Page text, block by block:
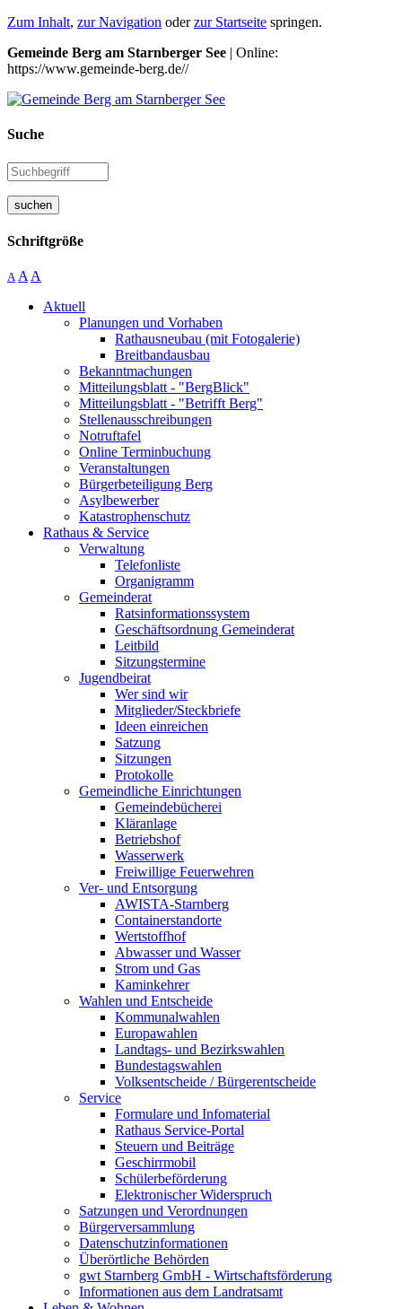
Zum Inhalt, zur Navigation oderzur Startseite springen.
Gemeinde Berg am Starnberger See | Online:
https://www.gemeinde-berg.de//
Suche
suchen
Schriftgröße
A A A
Aktuell
Planungen und Vorhaben
Rathausneubau (mit Fotogalerie)
Breitbandausbau
Bekanntmachungen
Mitteilungsblatt - "BergBlick"
Mitteilungsblatt - "Betrifft Berg"
Stellenausschreibungen
Notruftafel
Online Terminbuchung
Veranstaltungen
Bürgerbeteiligung Berg
Asylbewerber
Katastrophenschutz
Rathaus & Service
Verwaltung
Telefonliste
Organigramm
Gemeinderat
Ratsinformationssystem
Geschäftsordnung Gemeinderat
Leitbild
Sitzungstermine
Jugendbeirat
Wer sind wir
Mitglieder/Steckbriefe
Ideen einreichen
Satzung
Sitzungen
Protokolle
Gemeindliche Einrichtungen
Gemeindebücherei
Kläranlage
Betriebshof
Wasserwerk
Freiwillige Feuerwehren
Ver- und Entsorgung
AWISTA-Starnberg
Containerstandorte
Wertstoffhof
Abwasser und Wasser
Strom und Gas
Kaminkehrer
Wahlen und Entscheide
Kommunalwahlen
Europawahlen
Landtags- und Bezirkswahlen
Bundestagswahlen
Volksentscheide / Bürgerentscheide
Service
Formulare und Infomaterial
Rathaus Service-Portal
Steuern und Beiträge
Geschirrmobil
Schülerbeförderung
Elektronischer Widerspruch
Satzungen und Verordnungen
Bürgerversammlung
Datenschutzinformationen
Überörtliche Behörden
gwt Starnberg GmbH - Wirtschaftsförderung
Informationen aus dem Landratsamt